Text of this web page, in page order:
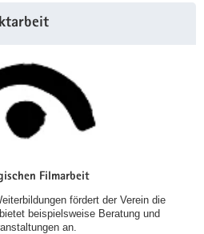
Filmarbeit
fördert der Verein die
beispielsweise Beratung und
an.